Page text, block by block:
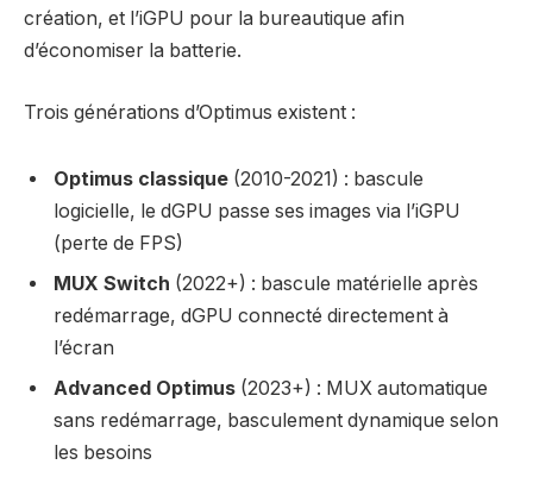
création, et l’iGPU pour la bureautique afin
d’économiser la batterie.
Trois générations d’Optimus existent :
Optimus classique (2010-2021) : bascule
logicielle, le dGPU passe ses images via l’iGPU
(perte de FPS)
MUX Switch (2022+) : bascule matérielle après
redémarrage, dGPU connecté directement à
l’écran
Advanced Optimus (2023+) : MUX automatique
sans redémarrage, basculement dynamique selon
les besoins